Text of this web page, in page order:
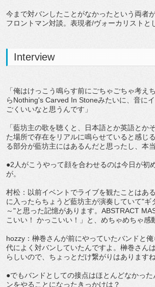
今まで対バンしたことがなかったという両者
フロントマン対談。表現者/ヴォーカリストと
Interview
「俺はけっこう鳴らす前にごちゃごちゃ考え
らNothing's Carved In Stoneみたいに、音に
ごくいいなと思うんです」
「藍坊主の歌を聴くと、日本語とか英語とか
た場所で存在をリアルに鳴らせていると感じ
る部分が藍坊主にはあるんだと思ったし、本
●2人がこうやって顔を合わせるのは今日が初
が。
村松：以前イベントでライブを観たことはあ
に入ったらちょうど藍坊主が演奏していて"ギ
～"と思った記憶があります。ABSTRACT
こいい！ かっこいい！」と、めちゃめちゃ感
hozzy：榊巻さんが前にやっていたバンドと
代によく対バンしていたんですよ。榊巻さん
らしいので、ちょっとだけ繋がりはありますね
●でもバンドとしての接点はほとんどなかっ
ンをやることになったきっかけは？